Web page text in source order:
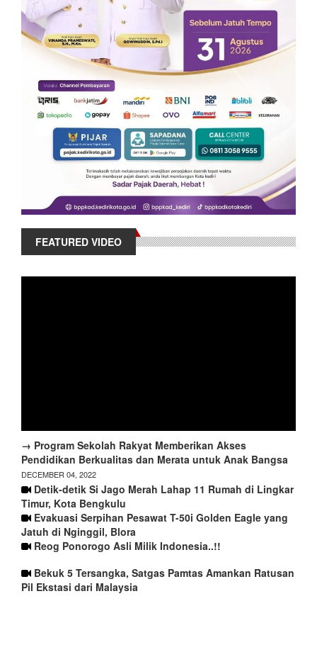
FEATURED VIDEO
→ Program Sekolah Rakyat Memberikan Akses
Pendidikan Berkualitas dan Merata untuk Anak Bangsa
DECEMBER 04, 2022
Detik-detik Si Jago Merah Lahap 11 Rumah di Lingkar
Timur, Kota Bengkulu
Evakuasi Serpihan Pesawat T-50i Golden Eagle yang
Jatuh di Nginggil, Blora
Reog Ponorogo Asli Milik Indonesia..!!
Bekuk 5 Tersangka, Satgas Pamtas Amankan Ratusan
Pil Ekstasi dari Malaysia